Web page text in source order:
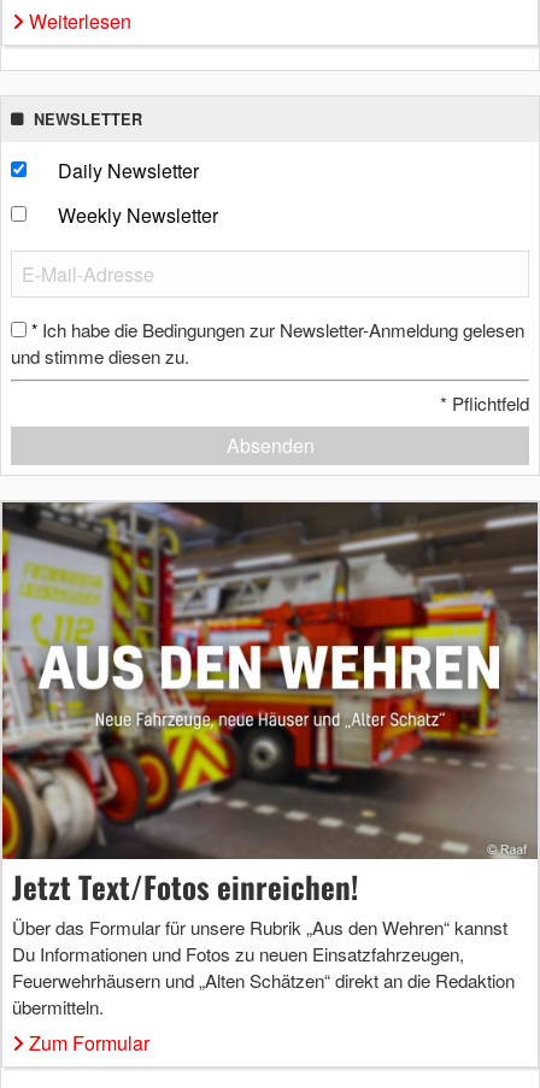
Weiterlesen
NEWSLETTER
Daily Newsletter
Weekly Newsletter
* Ich habe die Bedingungen zur Newsletter-Anmeldung gelesen
und stimme diesen zu.
* Pflichtfeld
Absenden
Jetzt Text/Fotos einreichen!
Über das Formular für unsere Rubrik „Aus den Wehren“ kannst
Du Informationen und Fotos zu neuen Einsatzfahrzeugen,
Feuerwehrhäusern und „Alten Schätzen“ direkt an die Redaktion
übermitteln.
Zum Formular